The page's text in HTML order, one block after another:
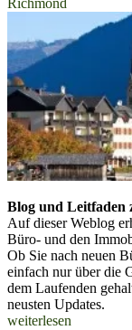
Richmond
Blog und
Auf dieser Weblog
Büro- und den
Ob Sie nach neuen
einfach nur über die
dem Laufenden
neusten Updates.
Willkommen
weiterlesen